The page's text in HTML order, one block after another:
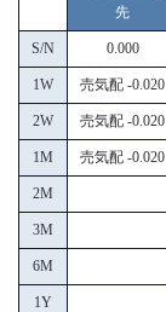
先
S/N 0.000
1W 売気配 -0.020
2W 売気配 -0.020
1M 売気配 -0.020
2M
3M
6M
1Y